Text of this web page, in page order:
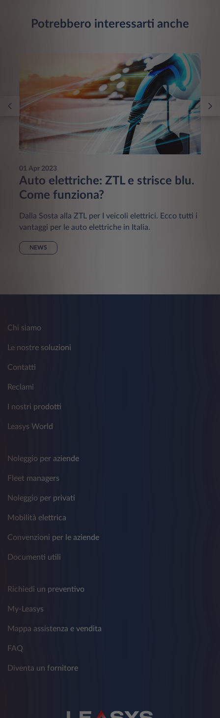
Potrebbero interessarti anche
01 Apr 2023
Auto elettriche: ZTL e strisce blu.
Come funziona?
Dalla Sosta alla ZTL per I veicoli elettrici. Ecco tutti i
vantaggi per le auto elettriche in Italia.
NEWS
Chi siamo
Le nostre soluzioni
Contatti
Reclami
I nostri prodotti
Leasys World
Noleggio per aziende
Fleet managers
Noleggio per privati
Mobilità elettrica
Convenzioni per le aziende
Documenti utili
Richiedi un preventivo
My-Leasys
Mappa assistenza e vendita
FAQ
Diventa un fornitore